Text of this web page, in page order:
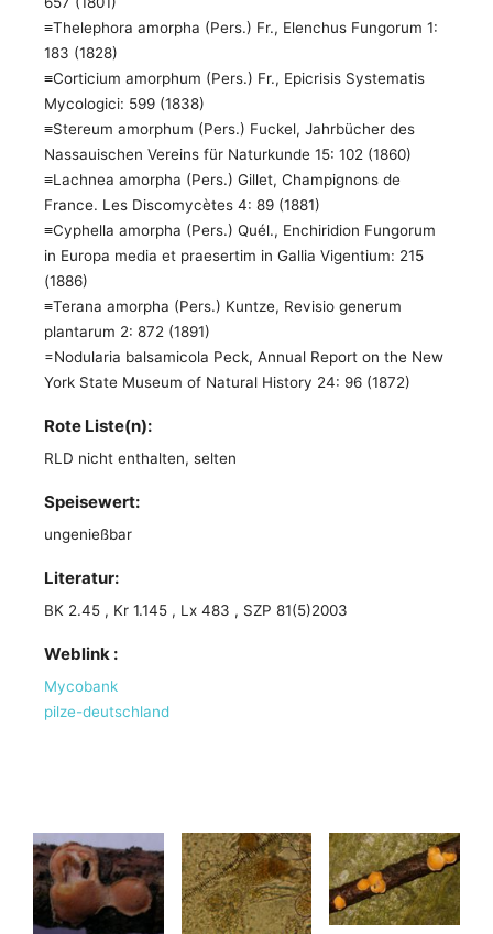
≡Thelephora amorpha (Pers.) Fr., Elenchus Fungorum 1:
183 (1828)
≡Corticium amorphum (Pers.) Fr., Epicrisis Systematis
Mycologici: 599 (1838)
≡Stereum amorphum (Pers.) Fuckel, Jahrbücher des
Nassauischen Vereins für Naturkunde 15: 102 (1860)
≡Lachnea amorpha (Pers.) Gillet, Champignons de
France. Les Discomycètes 4: 89 (1881)
≡Cyphella amorpha (Pers.) Quél., Enchiridion Fungorum
in Europa media et praesertim in Gallia Vigentium: 215
(1886)
≡Terana amorpha (Pers.) Kuntze, Revisio generum
plantarum 2: 872 (1891)
=Nodularia balsamicola Peck, Annual Report on the New
York State Museum of Natural History 24: 96 (1872)
Rote Liste(n):
RLD nicht enthalten, selten
Speisewert:
ungenießbar
Literatur:
BK 2.45 , Kr 1.145 , Lx 483 , SZP 81(5)2003
Weblink :
Mycobank
pilze-deutschland